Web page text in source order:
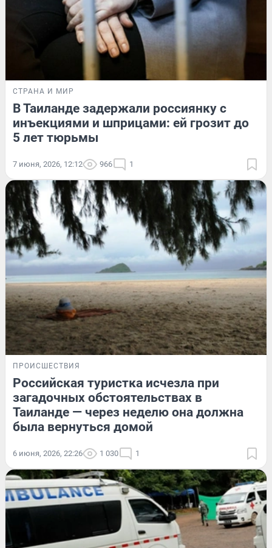
СТРАНА И МИР
В Таиланде задержали россиянку с
инъекциями и шприцами: ей грозит до
5 лет тюрьмы
7 июня, 2026, 12:12 966 1
ПРОИСШЕСТВИЯ
Российская туристка исчезла при
загадочных обстоятельствах в
Таиланде — через неделю она должна
была вернуться домой
6 июня, 2026, 22:26 1 030 1